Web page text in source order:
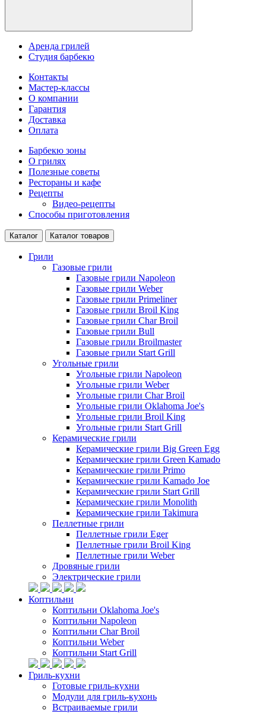
Аренда грилей
Студия барбекю
Контакты
Мастер-классы
О компании
Гарантия
Доставка
Оплата
Барбекю зоны
О грилях
Полезные советы
Рестораны и кафе
Рецепты
Видео-рецепты
Способы приготовления
Каталог Каталог товаров
Грили
Газовые грили
Газовые грили Napoleon
Газовые грили Weber
Газовые грили Primeliner
Газовые грили Broil King
Газовые грили Char Broil
Газовые грили Bull
Газовые грили Broilmaster
Газовые грили Start Grill
Угольные грили
Угольные грили Napoleon
Угольные грили Weber
Угольные грили Char Broil
Угольные грили Oklahoma Joe's
Угольные грили Broil King
Угольные грили Start Grill
Керамические грили
Керамические грили Big Green Egg
Керамические грили Green Kamado
Керамические грили Primo
Керамические грили Kamado Joe
Керамические грили Start Grill
Керамические грили Monolith
Керамические грили Takimura
Пеллетные грили
Пеллетные грили Eger
Пеллетные грили Broil King
Пеллетные грили Weber
Дровяные грили
Электрические грили
Коптильни
Коптильни Oklahoma Joe's
Коптильни Napoleon
Коптильни Char Broil
Коптильни Weber
Коптильни Start Grill
Гриль-кухни
Готовые гриль-кухни
Модули для гриль-кухонь
Встраиваемые грили